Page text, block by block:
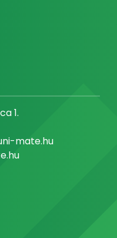
1.
mate.hu